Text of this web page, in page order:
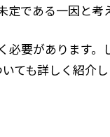
である一因と考
必要があります。
ても詳しく紹介